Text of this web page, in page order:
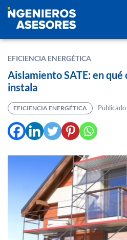
EFICIENCIA ENERGÉTICA
Aislamiento SATE: en qué
instala
EFICIENCIA ENERGÉTICA